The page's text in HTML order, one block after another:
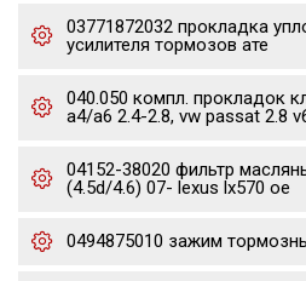
03771872032 прокладка
усилителя тормозов ате
040.050 компл. прокладок
a4/a6 2.4-2.8, vw passat 2.8
04152-38020 фильтр
(4.5d/4.6) 07- lexus lx570 oe
0494875010 зажим